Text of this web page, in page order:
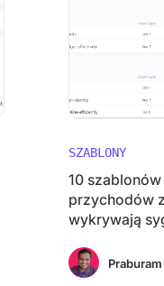
SZABLONY
10
przychodów
wykrywają
Praburam